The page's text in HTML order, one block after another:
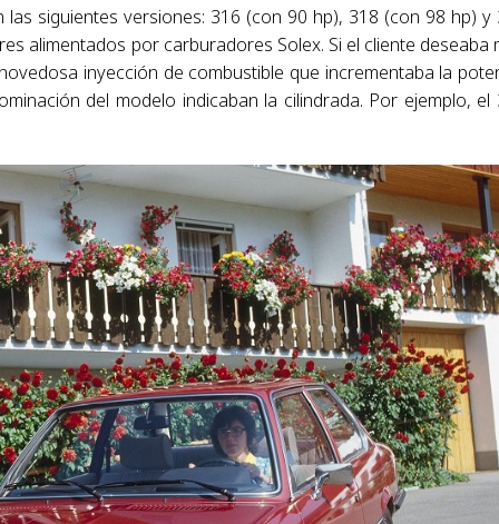
siguientes versiones: 316 (con 90 hp), 318 (con 98 hp) y
alimentados por carburadores Solex. Si el cliente deseaba
inyección de combustible que incrementaba la
del modelo indicaban la cilindrada. Por ejemplo, el